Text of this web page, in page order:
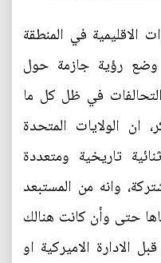
الاقليمية في المنطقة
رؤية جازمة حول
في ظل كل ما
ان الولايات المتحدة
تاريخية ومتعددة
وانه من المستبعد
حتى وأن كانت هنالك
الادارة الاميركية او